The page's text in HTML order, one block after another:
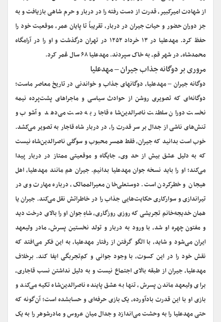
از شهادت امیرکبیر، قدرت از دست رفته را در دربار و حرم شاهی بازیافت و به
جز دوران حضور و حیات جیران در دربار، تقریباً تا پایان عمر، موقعیت خود را
حفظ کرد. مهدعلیا در ۱۳ خرداد ۱۲۵۲ در تهران درگذشت و او را در آرامگاه
محمدشاه، در شهر قم، به خاک سپردند. مهدعلیا ۶۸ سال عُمر کرد.
مروری بر دوگانه جذاب جیران – مهدعلیا
دوگانه جیران – مهدعلیا، دوگانه‎ای جذاب و خواندنی در تاریخ معاصر ماست؛
دوگانه‌ای که تصویری روشن از حوادث سیاسی و ماجراهای پشت‌پرده نیمه
نخست دوران سلطنت ناصرالدین‌شاه قاجار به دست می‌دهد و آشوب و
تنش‌های ناشی از جدال بر سر قدرت را، در دربار شاه قاجار به تصویر می‌کشد.
خوب است بدانید که جیران، فقط همسر محبوب و سوگلی ناصرالدین‌شاه نیست
که به دلیل عشق بیش‌ از حد وی، جایگاه و موقعیتی ممتاز در دربار پیدا
می‌کند؛ او را باید نسخه جوان‌ مهدعلیا بدانیم. جیران هم مانند مهدعلیا، اهل
هیجان و خطرکردن است. دوستعلی‌خان معیرالممالک، درباره مهارت وی در
تیراندازی و سوارکاری حکایت‌هایی جذاب را در خاطراتش نقل می‌کند. جیران یا
همان خدیجه‌خانم تجریشی که روزی روزگاری، شاهِ جوان او را بالای درخت دید
و مفتون چهره او شد، با ورود به دربار و تولد نخستین پسرش، مادر ولیعهد
ایران می‌شود و شاید، با الگو گرفتن از رفتار مهدعلیا، به این فکر می‌افتد که
نقش خود را در این کسوت، با وجود جوانی و کم‌تجربگی ایفا کند. برخلاف
مهدعلیا، جیران از طبقه بالای اجتماع نیست و به دلیل نداشتن نسب قاجاری،
برای ولیعهد ماندن پسرش، تنها به عشق پاینده ناصرالدین‌شاه تکیه می‌کند و
بازی او با این قدرت بادآورده، یک بازی حرفه‌ای و حساب‎شده ‌است؛ آن‌گونه که
حتی مهدعلیا را به وحشت می‌اندازد و جدال میان عروس و مادرشوهر را به یک